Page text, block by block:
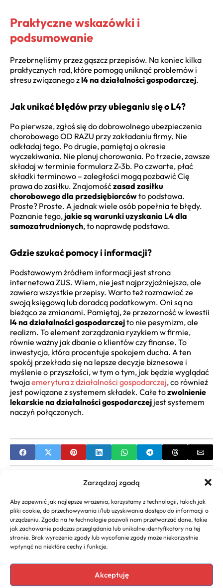
Zarządzaj zgodą
Aby zapewnić jak najlepsze wrażenia, korzystamy z technologii, takich jak
pliki cookie, do przechowywania i/lub uzyskiwania dostępu do informacji o
urządzeniu. Zgoda na te technologie pozwoli nam przetwarzać dane, takie
jak zachowanie podczas przeglądania lub unikalne identyfikatory na tej
stronie. Brak wyrażenia zgody lub wycofanie zgody może niekorzystnie
wpłynąć na niektóre cechy i funkcje.
Akceptuję
Praktyczne wskazówki i
podsumowanie
Przebrnęliśmy przez gąszcz przepisów. Na koniec kilka
praktycznych rad, które pomogą uniknąć problemów i
stresu związanego zl4 na działalności gospodarczej.
Jak unikać błędów przy ubieganiu się o L4?
Po pierwsze, zgłoś się do dobrowolnego ubezpieczenia
chorobowego OD RAZU przy zakładaniu firmy. Nie
odkładaj tego. Po drugie, pamiętaj o okresie
wyczekiwania. Nie planuj chorowania. Po trzecie, zawsze
składaj w terminie formularz Z-3b. Po czwarte, płać
składki terminowo – zaległości mogą pozbawić Cię
prawa do zasiłku. Znajomośćzasad zasiłku
chorobowego dla przedsiębiorcówto podstawa.
Proste? Proste. A jednak wiele osób popełnia te błędy.
Poznanie tego, jakie są warunki uzyskania L4 dla
samozatrudnionych, to naprawdę podstawa.
Gdzie szukać pomocy i informacji?
Podstawowym źródłem informacji jest strona
internetowa ZUS. Wiem, nie jest najprzyjaźniejsza, ale
zawiera wszystkie przepisy. Warto też rozmawiać ze
swoją księgową lub doradcą podatkowym. Oni są na
bieżąco ze zmianami. Pamiętaj, że przezorność w kwestii
l4 na działalności gospodarczejto nie pesymizm, ale
realizm. To element zarządzania ryzykiem w firmie,
równie ważny jak dbanie o klientów czy finanse. To
inwestycja, która procentuje spokojem ducha. A ten
spokój przekłada się na lepsze decyzje biznesowe i
myślenie o przyszłości, w tym o tym, jak będzie wyglądać
twojaemerytura z działalności gospodarczej, co również
jest powiązane z systemem składek. Całe tozwolnienie
lekarskie na działalności gospodarczej jest systemem
naczyń połączonych.
Opłacalne hurtownie internetowe dla biznesu –
Przewodnik dla E-commerce
NEXT
Jak Stworzyć Prosty Biznes Plan – Kompletny
Poradnik Krok po Kroku